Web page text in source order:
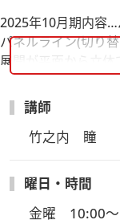
2025年10月期内容…
パネルライン(切り
展開が平面から立体
今後ジャケットを
トワル(仮縫い)を組
修正〜パターン完
講師
竹之内　瞳
曜日・時間
金曜　10:00